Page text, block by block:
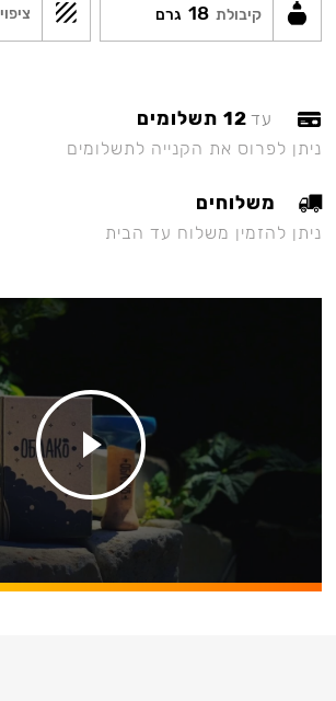
קיבולת 18 גרם ציפוי
עד 12 תשלומים
ניתן לפרוס את הקנייה לתשלומים
משלוחים
ניתן להזמין משלוח עד הבית